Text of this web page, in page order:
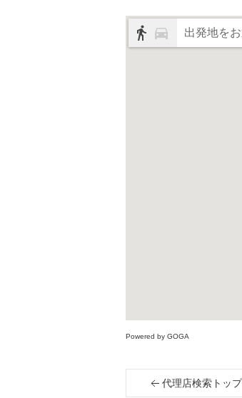
出発地を
Powered by GOGA
代理店検索トップ